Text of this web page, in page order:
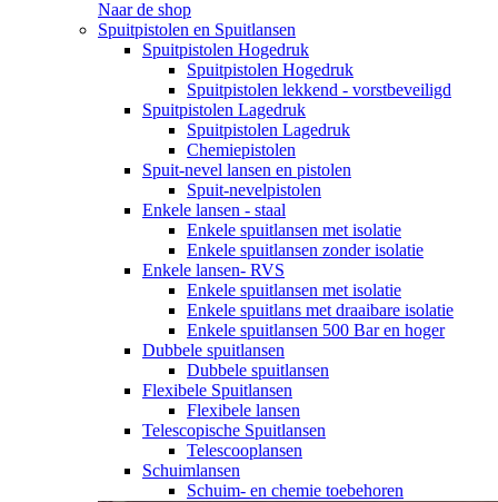
Naar de shop
Spuitpistolen en Spuitlansen
Spuitpistolen Hogedruk
Spuitpistolen Hogedruk
Spuitpistolen lekkend - vorstbeveiligd
Spuitpistolen Lagedruk
Spuitpistolen Lagedruk
Chemiepistolen
Spuit-nevel lansen en pistolen
Spuit-nevelpistolen
Enkele lansen - staal
Enkele spuitlansen met isolatie
Enkele spuitlansen zonder isolatie
Enkele lansen- RVS
Enkele spuitlansen met isolatie
Enkele spuitlans met draaibare isolatie
Enkele spuitlansen 500 Bar en hoger
Dubbele spuitlansen
Dubbele spuitlansen
Flexibele Spuitlansen
Flexibele lansen
Telescopische Spuitlansen
Telescooplansen
Schuimlansen
Schuim- en chemie toebehoren